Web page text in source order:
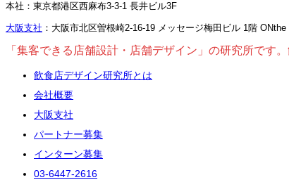
本社：東京都港区西麻布3-3-1 長井ビル3F
大阪支社 ：大阪市北区曽根崎2-16-19 メッセージ梅田ビル 1階
「集客できる店舗設計・店舗デザイン」の研究所です
飲食店デザイン研究所とは
会社概要
大阪支社
パートナー募集
インターン募集
03-6447-2616